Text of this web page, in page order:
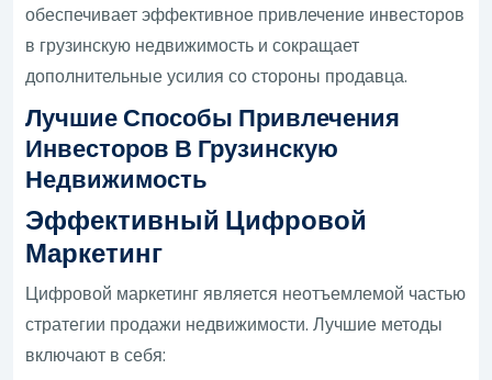
обеспечивает эффективное привлечение инвесторов
в грузинскую недвижимость и сокращает
дополнительные усилия со стороны продавца.
Лучшие Способы Привлечения
Инвесторов В Грузинскую
Недвижимость
Эффективный Цифровой
Маркетинг
Цифровой маркетинг является неотъемлемой частью
стратегии продажи недвижимости. Лучшие методы
включают в себя: